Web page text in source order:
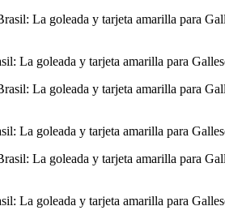
La goleada y tarjeta amarilla para
La goleada y tarjeta amarilla para
La goleada y tarjeta amarilla para